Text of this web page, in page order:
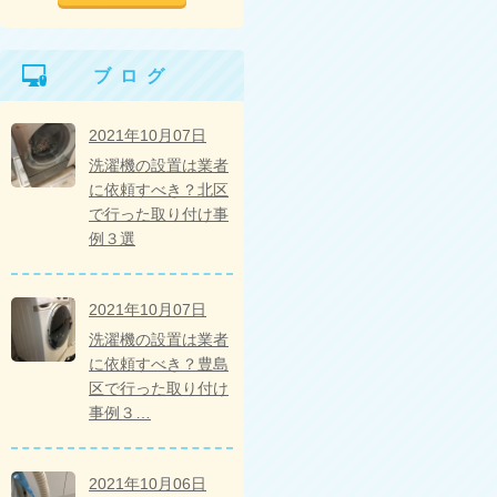
ブログ
2021年10月07日
洗濯機の設置は業者
に依頼すべき？北区
で行った取り付け事
例３選
2021年10月07日
洗濯機の設置は業者
に依頼すべき？豊島
区で行った取り付け
事例３…
2021年10月06日